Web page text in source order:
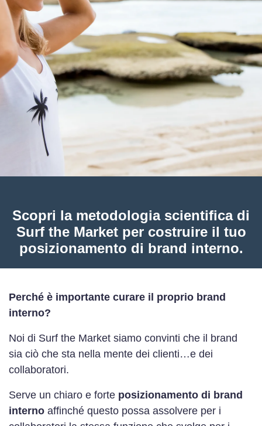
Scopri la metodologia scientifica di
Surf the Market per costruire il tuo
posizionamento di brand interno.
Perché è importante curare il proprio brand
interno?
Noi di Surf the Market siamo convinti che il brand
sia ciò che sta nella mente dei clienti…e dei
collaboratori.
Serve un chiaro e forte posizionamento di brand
interno affinché questo possa assolvere per i